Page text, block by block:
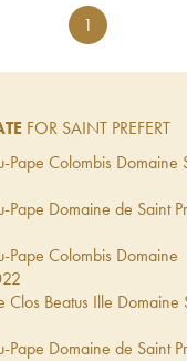
1
FOR SAINT PREFERT
Pape Colombis Domaine
Pape Domaine de Saint
Pape Colombis Domaine
Clos Beatus Ille Domaine
Pape Domaine de Saint